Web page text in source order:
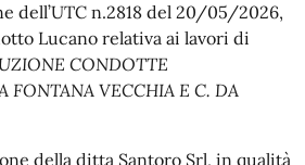
dell’UTC n.2818 del 20/05/2026,
Lucano relativa ai lavori di
CONDOTTE
FONTANA VECCHIA E C. DA
della ditta Santoro Srl, in qualità